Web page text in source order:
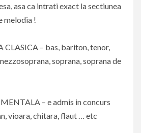
asa ca intrati exact la sectiunea
melodia !
– bas, bariton, tenor,
soprana, soprana de
– e admis in concurs
vioara, chitara, flaut … etc